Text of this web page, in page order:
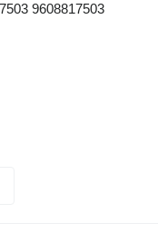
9608817503